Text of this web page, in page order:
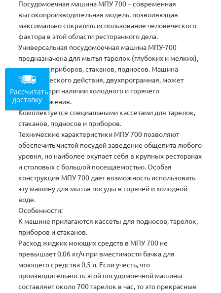
Посудомоечная машина МПУ 700 – современная
высокопроизводительная модель, позволяющая
максимально сократить использование человеческого
фактора в этой области ресторанного дела.
Универсальная посудомоечная машина МПУ-700
предназначена для мытья тарелок (глубоких и мелких),
столовых приборов, стаканов, подносов. Машина
периодического действия, двухпрограмная, может
работать при наличии холодного и горячего
водоснабжения.
Комплектуется специальными кассетами для тарелок,
стаканов, подносов и приборов.
Технические характеристики МПУ 700 позволяют
обеспечить чистой посудой заведение общепита любого
уровня, но наиболее окупает себя в крупных ресторанах
и столовых с большой посещаемостью. Особая
конструкция МПУ 700 дает возможность использовать
эту машину для мытья посуды в горячей и холодной
воде.
Особенности:
К машине прилагаются кассеты для подносов, тарелок,
приборов и стаканов.
Расход жидких моющих средств в МПУ 700 не
превышает 0,06 кг/ч при вместимости бачка для
моющего средства 0,5 л. Если учесть, что
производительность этой посудомоечной машины
составляет около 700 тарелок в час, то это прекрасные
Рассчитать
доставку